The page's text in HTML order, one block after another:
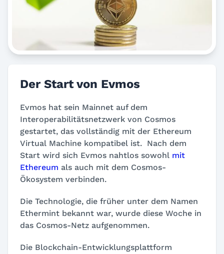
Der Start von Evmos
Evmos hat sein Mainnet auf dem
Interoperabilitätsnetzwerk von Cosmos
gestartet, das vollständig mit der Ethereum
Virtual Machine kompatibel ist. Nach dem
Start wird sich Evmos nahtlos sowohl mit
Ethereum als auch mit dem Cosmos-
Ökosystem verbinden.
Die Technologie, die früher unter dem Namen
Ethermint bekannt war, wurde diese Woche in
das Cosmos-Netz aufgenommen.
Die Blockchain-Entwicklungsplattform